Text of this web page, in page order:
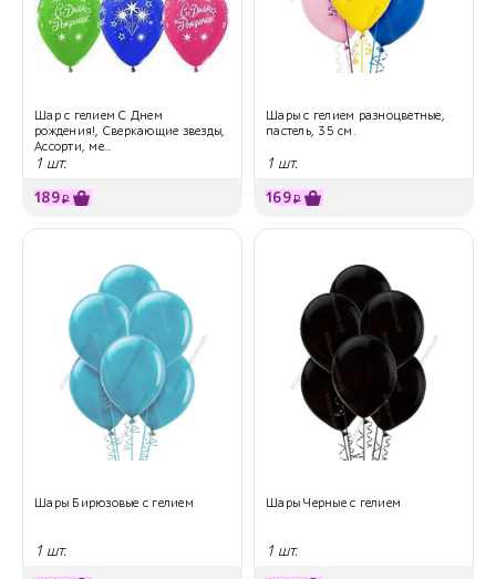
Шар с гелием С Днем
рождения!, Сверкающие звезды,
Ассорти, ме...
1 шт.
189₽
Шары с гелием разноцветные,
пастель, 35 см.
1 шт.
169₽
Шары Бирюзовые с гелием
1 шт.
Шары Черные с гелием
1 шт.